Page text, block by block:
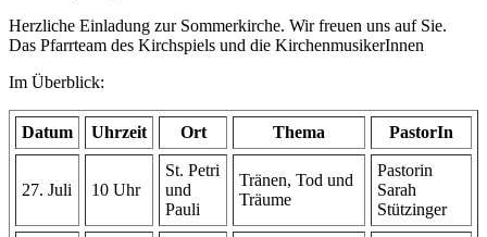
Herzliche Einladung zur Sommerkirche. Wir freuen uns auf Sie.
Das Pfarrteam des Kirchspiels und die KirchenmusikerInnen
Im Überblick:
Datum Uhrzeit Ort Thema PastorIn
27. Juli 10 Uhr
St. Petri
und
Pauli
Tränen, Tod und
Träume
Pastorin
Sarah
Stützinger